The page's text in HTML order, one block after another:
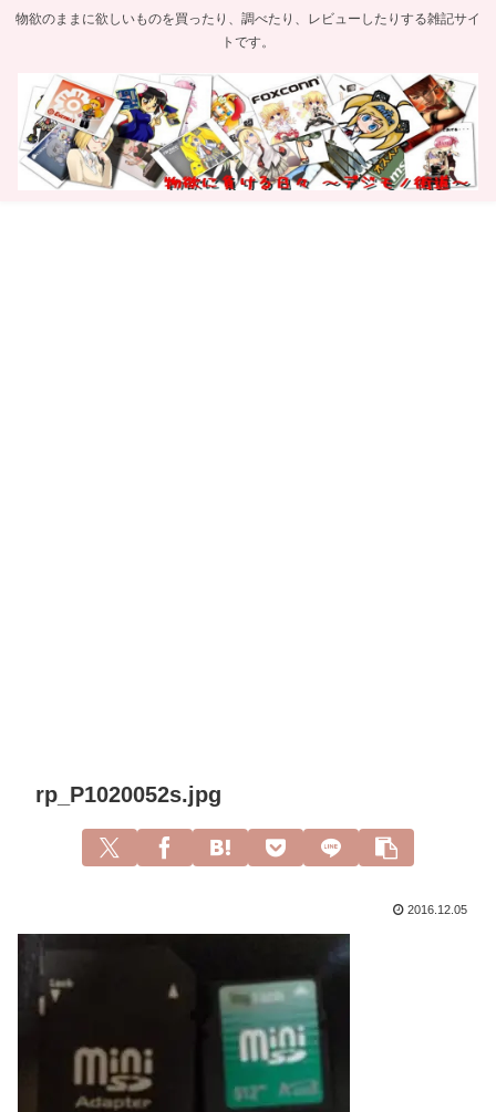
物欲のままに欲しいものを買ったり、調べたり、レビューしたりする雑記サイ
トです。
rp_P1020052s.jpg
2016.12.05